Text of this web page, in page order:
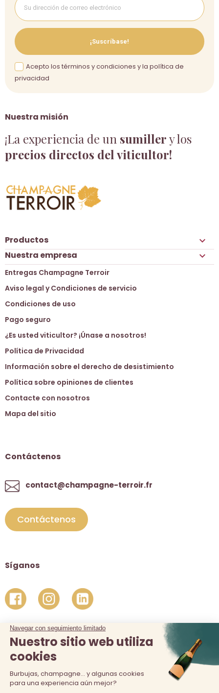
Nuestra misión
¡La experiencia de un sumillery los
precios directos del viticultor!
¡Suscríbase!
Acepto los términos y condiciones y la política de
privacidad
Productos 
Nuestra empresa 
Entregas Champagne Terroir
Aviso legal y Condiciones de servicio
Condiciones de uso
Pago seguro
¿Es usted viticultor? ¡Únase a nosotros!
Política de Privacidad
Información sobre el derecho de desistimiento
Política sobre opiniones de clientes
Contacte con nosotros
Mapa del sitio
Contáctenos
contact@champagne-terroir.fr
Contáctenos
Síganos